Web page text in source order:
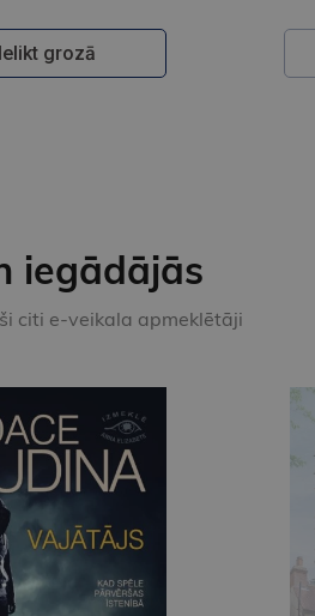
Ielikt grozā
iegādājās
citi e-veikala apmeklētāji